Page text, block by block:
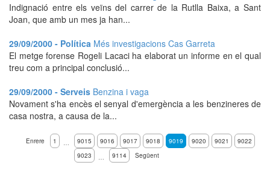
Indignació entre els veïns del carrer de la Rutlla Baixa, a Sant
Joan, que amb un mes ja han...
29/09/2000 - Política Més investigacions Cas Garreta
El metge forense Rogeli Lacaci ha elaborat un informe en el qual
treu com a principal conclusió...
29/09/2000 - Serveis Benzina i vaga
Novament s'ha encès el senyal d'emergència a les benzineres de
casa nostra, a causa de la...
Enrere 1 … 9015 9016 9017 9018 9019 9020 9021
9022
9023
… 9114 Següent